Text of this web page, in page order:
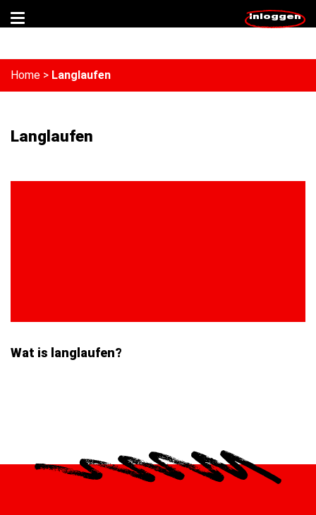
Inloggen
Home > Langlaufen
Langlaufen
Wat is langlaufen?